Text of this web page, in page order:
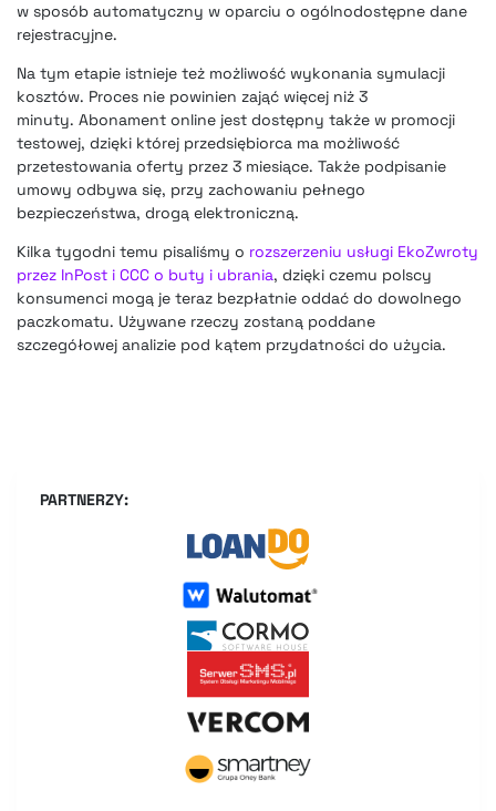
w sposób automatyczny w oparciu o ogólnodostępne dane
rejestracyjne.
Na tym etapie istnieje też możliwość wykonania symulacji
kosztów. Proces nie powinien zająć więcej niż 3
minuty. Abonament online jest dostępny także w promocji
testowej, dzięki której przedsiębiorca ma możliwość
przetestowania oferty przez 3 miesiące. Także podpisanie
umowy odbywa się, przy zachowaniu pełnego
bezpieczeństwa, drogą elektroniczną.
Kilka tygodni temu pisaliśmy o rozszerzeniu usługi EkoZwroty
przez InPost i CCC o buty i ubrania, dzięki czemu polscy
konsumenci mogą je teraz bezpłatnie oddać do dowolnego
paczkomatu. Używane rzeczy zostaną poddane
szczegółowej analizie pod kątem przydatności do użycia.
PARTNERZY: